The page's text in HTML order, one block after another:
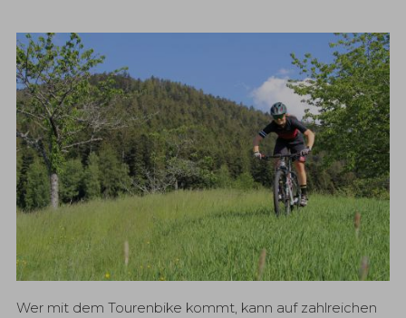
Wer mit dem Tourenbike kommt, kann auf zahlreichen